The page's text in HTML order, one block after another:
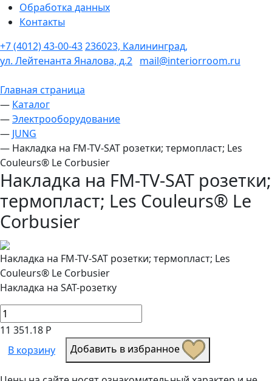
Обработка данных
Контакты
+7 (4012) 43-00-43236023, Калининград,
ул. Лейтенанта Яналова, д.2 mail@interiorroom.ru
Главная страница
— Каталог
—Электрооборудование
— JUNG
— Накладка на FM-TV-SAT розетки; термопласт; Les
Couleurs® Le Corbusier
Накладка на FM-TV-SAT розетки;
термопласт; Les Couleurs® Le
Corbusier
Накладка на FM-TV-SAT розетки; термопласт; Les
Couleurs® Le Corbusier
Накладка на SAT-розетку
11 351.18 Р
В корзину
Добавить в избранное